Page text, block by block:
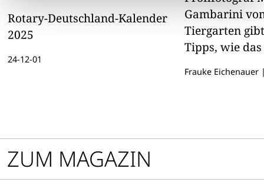
Rotary-Deutschland-Kalender
2025
24-12-01
Gambarini
Tiergarten
Tipps, wie
Frauke Eichenauer
ZUM MAGAZIN